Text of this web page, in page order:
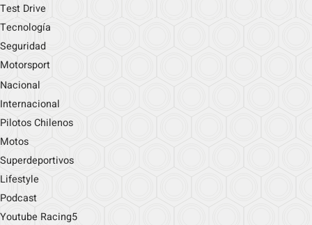
Test Drive
Tecnología
Seguridad
Motorsport
Nacional
Internacional
Pilotos Chilenos
Motos
Superdeportivos
Lifestyle
Podcast
Youtube Racing5